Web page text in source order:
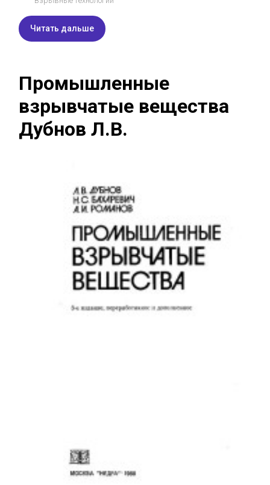
Читать дальше
Промышленные
взрывчатые вещества
Дубнов Л.В.